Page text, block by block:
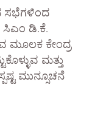
ಸಭೆಗಳಿಂದ
ಸಿಎಂ ಡಿ.ಕೆ.
ಮೂಲಕ ಕೇಂದ್ರ
ಮತ್ತು
ಮುನ್ಸೂಚನೆ